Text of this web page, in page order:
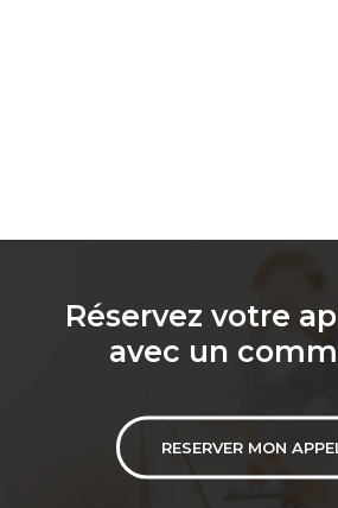
Réservez votre
avec un
RESERVER MON